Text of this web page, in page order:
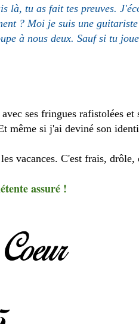
là, tu as fait tes preuves.
? Moi je suis une
à nous deux. Sauf si tu
ses fringues rafistolées et
même si j'ai deviné son
vacances. C'est frais, drôle,
assuré !